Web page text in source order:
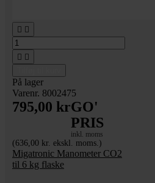
 
 
På lager
Varenr. 8002475
795,00 krGO'
PRIS
inkl. moms
(636,00 kr. ekskl. moms.)
Migatronic Manometer CO2
til 6 kg flaske